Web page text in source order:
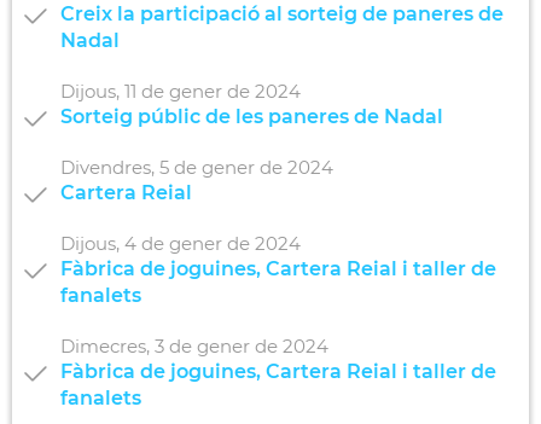
Creix la participació al sorteig de paneres de
Nadal
Dijous, 11 de gener de 2024
Sorteig públic de les paneres de Nadal
Divendres, 5 de gener de 2024
Cartera Reial
Dijous, 4 de gener de 2024
Fàbrica de joguines, Cartera Reial i taller de
fanalets
Dimecres, 3 de gener de 2024
Fàbrica de joguines, Cartera Reial i taller de
fanalets